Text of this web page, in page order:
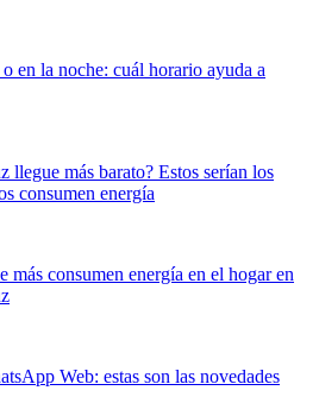
en la noche: cuál horario ayuda a
llegue más barato? Estos serían los
consumen energía
más consumen energía en el hogar en
Web: estas son las novedades